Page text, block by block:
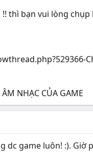
!! thì bạn vui lòng
NHẠC CỦA GAME
dc game luôn! :).